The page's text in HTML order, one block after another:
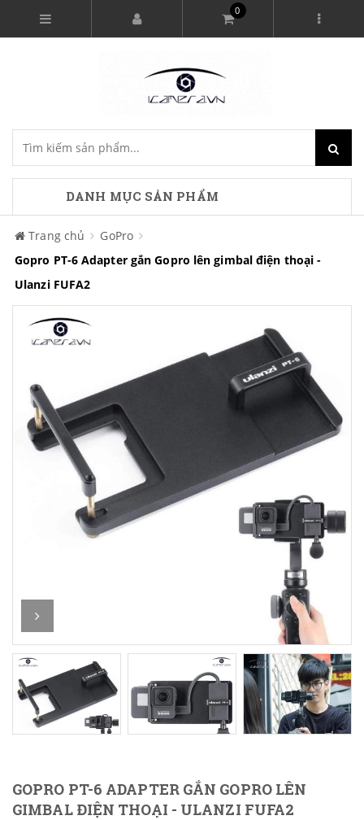
0
DANH MỤC SẢN PHẨM
Trang chủ
GoPro
Gopro PT-6 Adapter gắn Gopro lên gimbal điện thoại -
Ulanzi FUFA2
GOPRO PT-6 ADAPTER GẮN GOPRO LÊN
GIMBAL ĐIỆN THOẠI - ULANZI FUFA2